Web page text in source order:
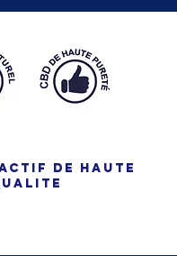
DE HAUTE